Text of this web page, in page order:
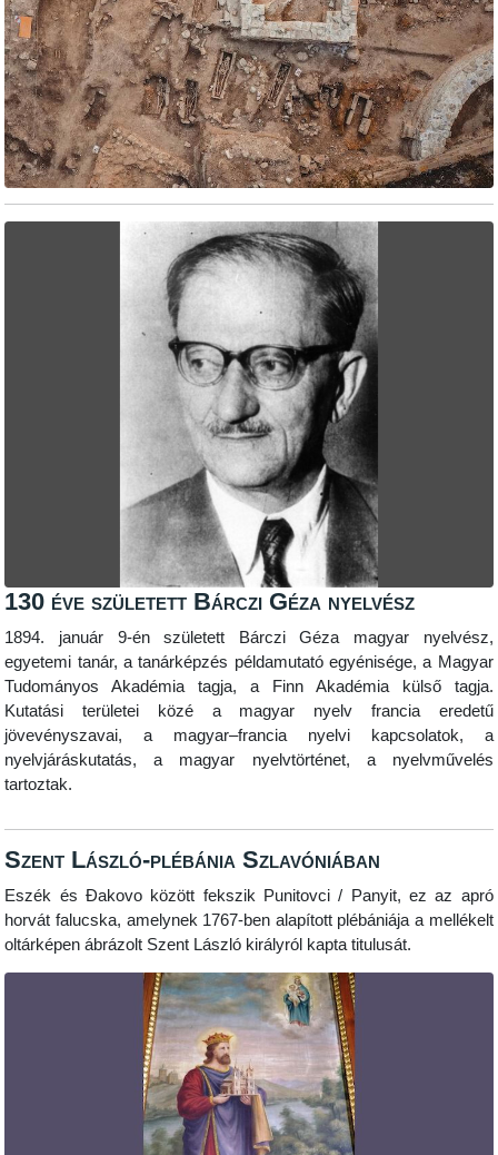
130 éve született Bárczi Géza nyelvész
1894. január 9-én született Bárczi Géza magyar nyelvész,
egyetemi tanár, a tanárképzés példamutató egyénisége, a Magyar
Tudományos Akadémia tagja, a Finn Akadémia külső tagja.
Kutatási területei közé a magyar nyelv francia eredetű
jövevényszavai, a magyar–francia nyelvi kapcsolatok, a
nyelvjáráskutatás, a magyar nyelvtörténet, a nyelvművelés
tartoztak.
Szent László-plébánia Szlavóniában
Eszék és Đakovo között fekszik Punitovci / Panyit, ez az apró
horvát falucska, amelynek 1767-ben alapított plébániája a mellékelt
oltárképen ábrázolt Szent László királyról kapta titulusát.